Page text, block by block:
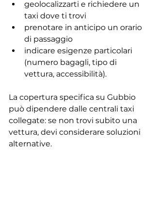
geolocalizzarti e richiedere un
taxi dove ti trovi
prenotare in anticipo un orario
di passaggio
indicare esigenze particolari
(numero bagagli, tipo di
vettura, accessibilità).
La copertura specifica su Gubbio
può dipendere dalle centrali taxi
collegate: se non trovi subito una
vettura, devi considerare soluzioni
alternative.